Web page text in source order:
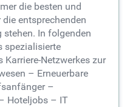
die besten und
entsprechenden
In folgenden
spezialisierte
Netzwerkes zur
– Erneuerbare
–
Hoteljobs – IT